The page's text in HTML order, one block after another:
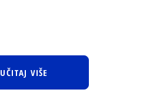
UČITAJ VIŠE